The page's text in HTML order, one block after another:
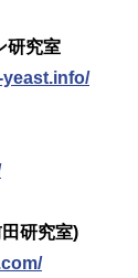
研究室
yeast.info/
研究室)